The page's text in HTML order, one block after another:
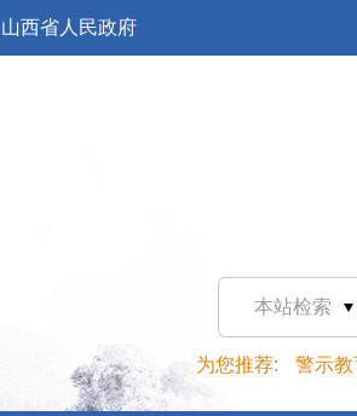
山西省人民政府
本站检索
为您推荐: 警示教